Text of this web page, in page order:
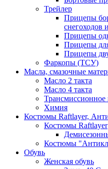
Трейлер
Прицепы
снегоходов
Прицепы
Прицепы
Прицепы
Фаркопы (ТСУ)
Масла, смазочные
Масло 2 такта
Масло 4 такта
Трансмиссионное
Химия
Костюмы Raftlayer,
Костюмы Raftlayer
Костюмы
Обувь
Женская обувь